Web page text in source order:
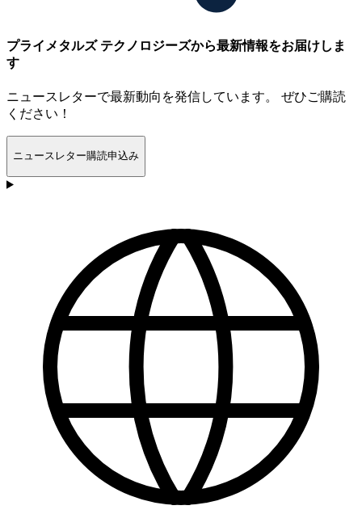
プライメタルズ テクノロジーズから最新情報をお届けしま
す
ニュースレターで最新動向を発信しています。 ぜひご購読
ください！
ニュースレター購読申込み